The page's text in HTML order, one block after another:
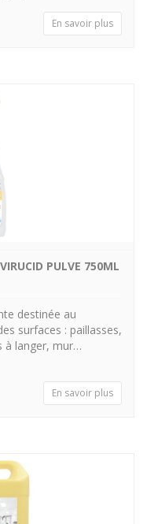
En savoir plus
PULVE 750ML
destinée au
surfaces : paillasses,
à langer, mur…
En savoir plus